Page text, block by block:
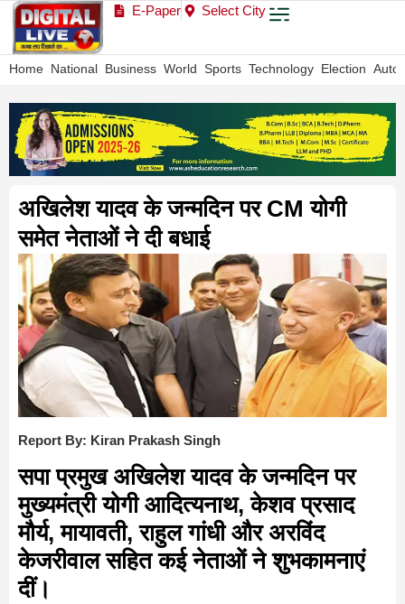
E-Paper Select City
Home National Business World Sports Technology Election Auto
अखिलेश यादव के जन्मदिन पर CM योगी
समेत नेताओं ने दी बधाई
Report By: Kiran Prakash Singh
सपा प्रमुख अखिलेश यादव के जन्मदिन पर
मुख्यमंत्री योगी आदित्यनाथ, केशव प्रसाद
मौर्य, मायावती, राहुल गांधी और अरविंद
केजरीवाल सहित कई नेताओं ने शुभकामनाएं
दीं।